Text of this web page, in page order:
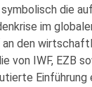
symbolisch die
im
an den
von IWF, EZB
Einführung